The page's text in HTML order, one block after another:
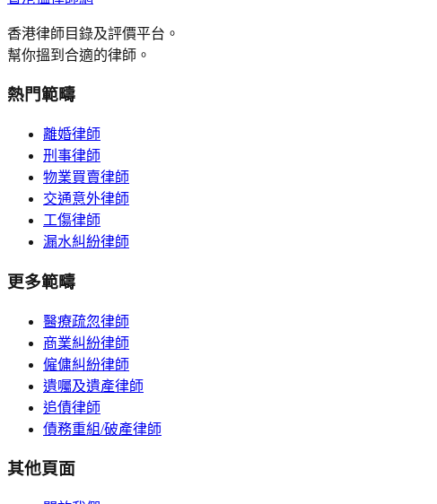
香港律師目錄及評價平台。
幫你搵到合適的律師。
熱門範疇
離婚律師
刑事律師
物業買賣律師
交通意外律師
工傷律師
漏水糾紛律師
更多範疇
醫療疏忽律師
商業糾紛律師
僱傭糾紛律師
遺囑及遺產律師
追債律師
債務重組/破產律師
其他頁面